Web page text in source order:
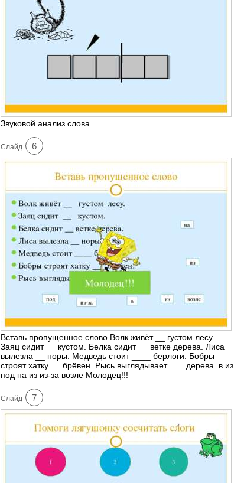
Звуковой анализ слова
Cлайд 6
Вставь пропущенное слово Волк живёт __ густом лесу.
Заяц сидит __ кустом. Белка сидит __ ветке дерева. Лиса
вылезла __ норы. Медведь стоит ____ берлоги. Бобры
строят хатку __ брёвен. Рысь выглядывает ___ дерева. в из
под на из из-за возле Молодец!!!
Cлайд 7